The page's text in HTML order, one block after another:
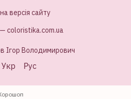
версія сайту
coloristika.com.ua
Ігор Володимирович
Укр Рус